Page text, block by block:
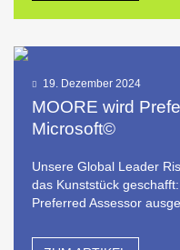
19. Dezember 2024
MOORE wird
Microsoft©
Unsere Global Leader
das Kunststück
Preferred Assessor